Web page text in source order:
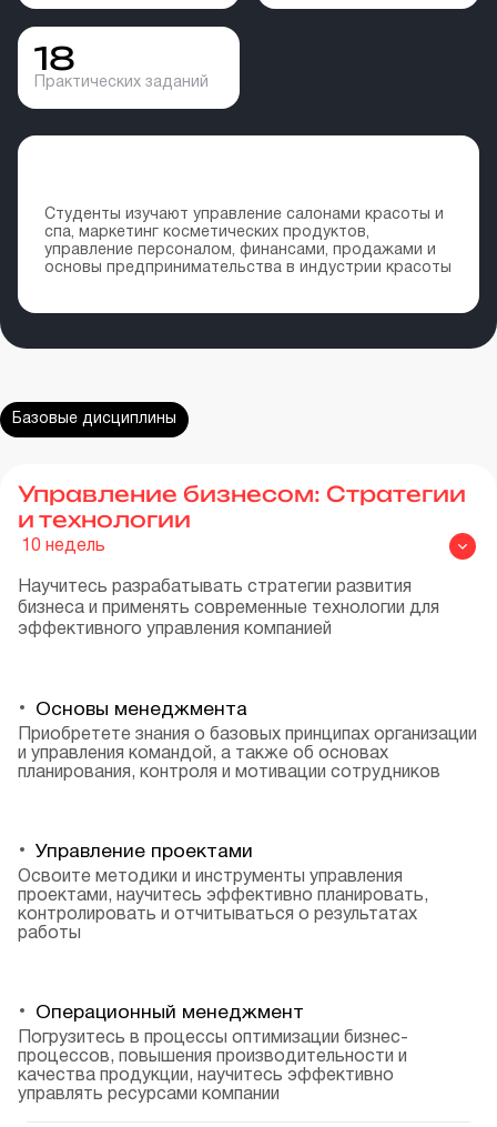
18
Практических заданий
Студенты изучают управление салонами красоты и
спа, маркетинг косметических продуктов,
управление персоналом, финансами, продажами и
основы предпринимательства в индустрии красоты
Базовые дисциплины
Управление бизнесом: Стратегии
и технологии
10 недель
Научитесь разрабатывать стратегии развития
бизнеса и применять современные технологии для
эффективного управления компанией
Основы менеджмента
Приобретете знания о базовых принципах организации
и управления командой, а также об основах
планирования, контроля и мотивации сотрудников
Управление проектами
Освоите методики и инструменты управления
проектами, научитесь эффективно планировать,
контролировать и отчитываться о результатах
работы
Операционный менеджмент
Погрузитесь в процессы оптимизации бизнес-
процессов, повышения производительности и
качества продукции, научитесь эффективно
управлять ресурсами компании